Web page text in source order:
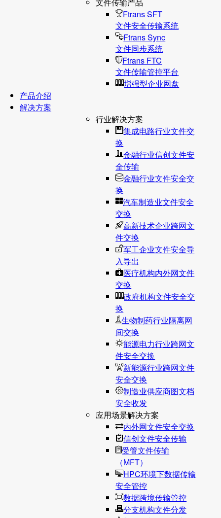
Ftrans SFT
文件安全传输系统
Ftrans Sync
文件同步系统
Ftrans FTC
文件传输管控平台
增强型企业网盘
产品介绍
解决方案
行业解决方案
集成电路行业文件交
换
金融行业信创文件安
全传输
金融行业文件安全交
换
汽车制造业文件安全
交换
高新技术企业跨网文
件交换
军工企业文件安全导
入导出
医疗机构内外网文件
交换
政府机构文件安全交
换
生物制药行业隔离网
间交换
能源电力行业跨网文
件安全交换
新能源行业跨网文件
安全交换
制造业供应商图文档
安全收发
应用场景解决方案
内外网文件安全交换
信创文件安全传输
受管文件传输
（MFT）
HPC环境下数据传输
安全管控
数据跨境传输管控
分支机构文件分发